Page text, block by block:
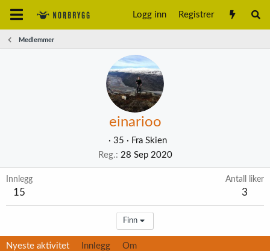
Logg inn Registrer
Medlemmer
einarioo
· 35 · Fra Skien
Reg. 28 Sep 2020
Innlegg
15
Antall liker
3
Finn
Nyeste aktivitet Innlegg Om